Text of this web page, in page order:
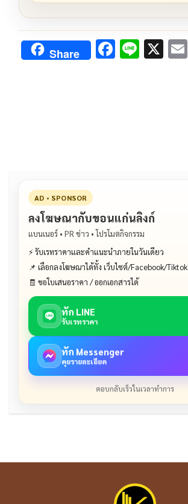
Share F Li X
AD • SPONSOR
ลงโฆษณากับขอนแก่นลิงก์
แบนเนอร์ • PR ข่าว • โปรโมตกิจกรรม
⚡ รับเรทราคาและคำแนะนำภายในวันเดียว
📌 เลือกลงโฆษณาได้ทั้ง เว็บไซต์/Facebook/Tiktok
🧾 ขอใบเสนอราคา / ออกเอกสารได้
ทัก LINE
รับเรทราคา
ทัก Messenger
คุยรายละเอียด
ตอบกลับเร็วในเวลาทำการ